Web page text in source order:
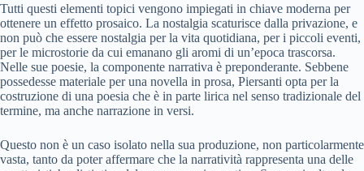
Tutti questi elementi topici vengono impiegati in chiave moderna per
ottenere un effetto prosaico. La nostalgia scaturisce dalla privazione, e
non può che essere nostalgia per la vita quotidiana, per i piccoli eventi,
per le microstorie da cui emanano gli aromi di un’epoca trascorsa.
Nelle sue poesie, la componente narrativa è preponderante. Sebbene
possedesse materiale per una novella in prosa, Piersanti opta per la
costruzione di una poesia che è in parte lirica nel senso tradizionale del
termine, ma anche narrazione in versi.
Questo non è un caso isolato nella sua produzione, non particolarmente
vasta, tanto da poter affermare che la narratività rappresenta una delle